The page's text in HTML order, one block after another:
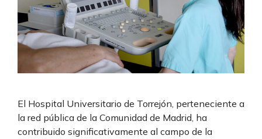
El Hospital Universitario de Torrejón, perteneciente a
la red pública de la Comunidad de Madrid, ha
contribuido significativamente al campo de la